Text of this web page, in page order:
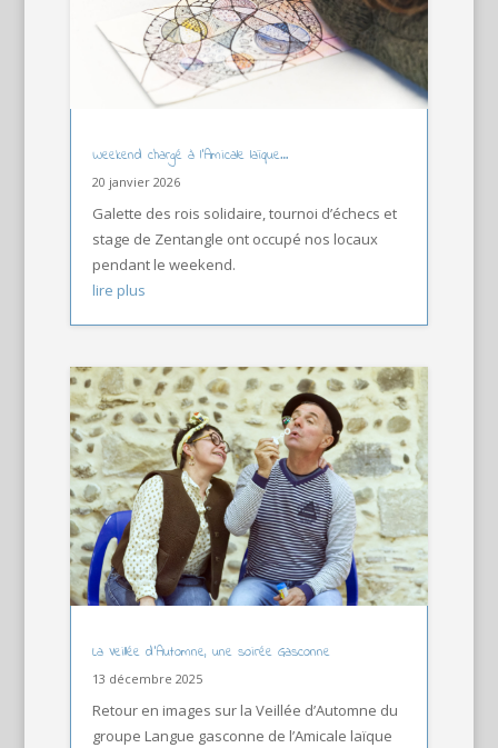
Weekend chargé à l’Amicale laïque…
20 janvier 2026
Galette des rois solidaire, tournoi d’échecs et
stage de Zentangle ont occupé nos locaux
pendant le weekend.
lire plus
La Veillée d’Automne, une soirée Gasconne
13 décembre 2025
Retour en images sur la Veillée d’Automne du
groupe Langue gasconne de l’Amicale laïque